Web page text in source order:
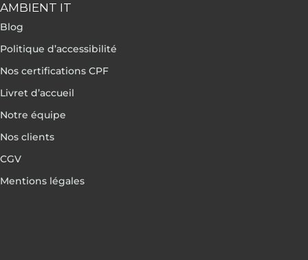
AMBIENT IT
Blog
Politique d’accessibilité
Nos certifications CPF
Livret d’accueil
Notre équipe
Nos clients
CGV
Mentions légales